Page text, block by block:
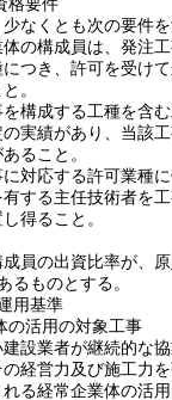
なくとも次の要件を
の構成員は、発注
つき、許可を受け
。
構成する工種を含
の実績があり、当該
ること。
対応する許可業種
する主任技術者を
得ること。
員の出資比率が、
るものとする。
用基準
活用の対象工事
設業者が継続的な
経営力及び施工力
れる経常企業体の活